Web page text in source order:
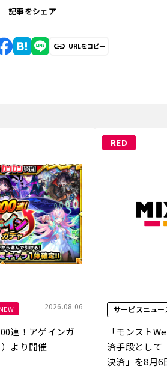
記事をシェア
URLをコピー
2026.08.06
連！アゲインガ
より開催
RED
サービスニュー
「モンスト
済手段として
決済」を8月6